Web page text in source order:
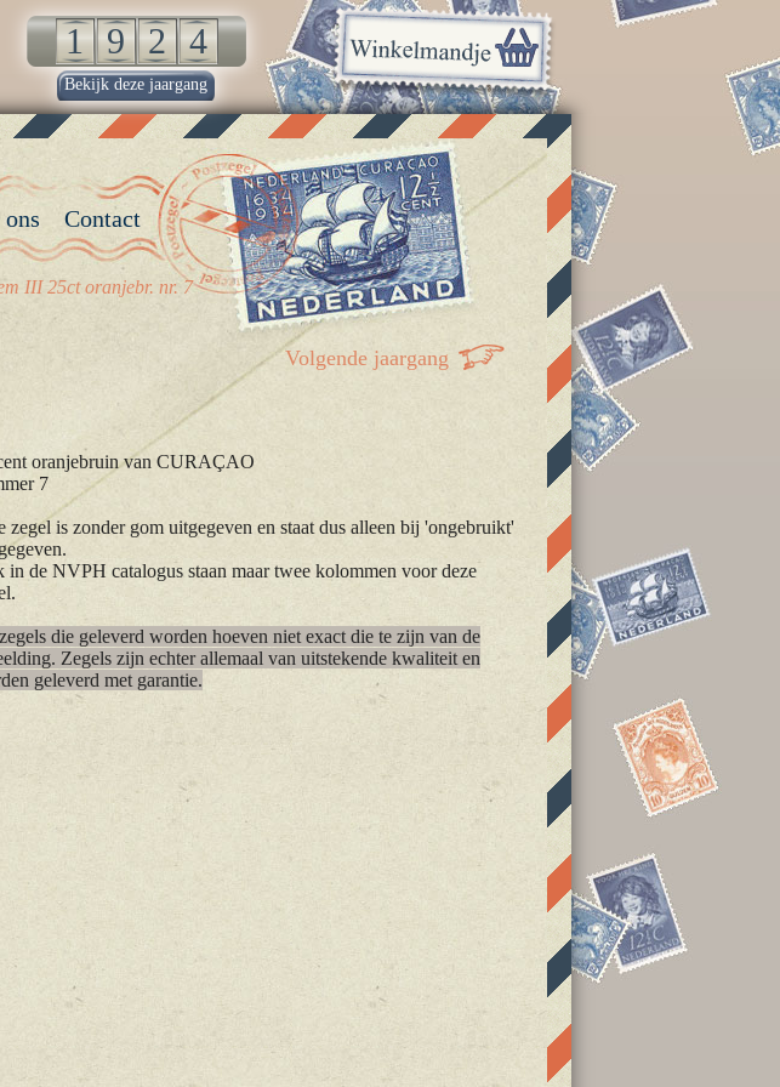
Volgende jaargang
oranjebruin van CURAÇAO
7
zegel is zonder gom uitgegeven en staat dus alleen bij 'ongebruikt'
in de NVPH catalogus staan maar twee kolommen voor deze
die geleverd worden hoeven niet exact die te zijn van de
Zegels zijn echter allemaal van uitstekende kwaliteit en
geleverd met garantie.
Contact
III 25ct oranjebr. nr. 7
Bekijk deze jaargang